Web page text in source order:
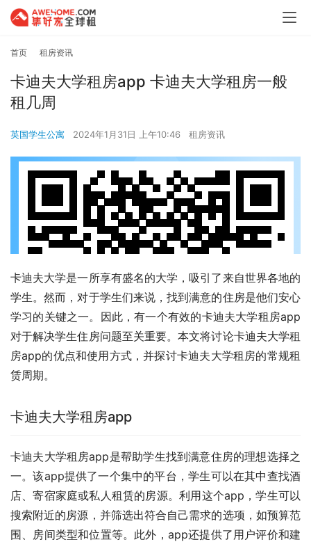
首页 租房资讯
卡迪夫大学租房app 卡迪夫大学租房一般
租几周
英国学生公寓 2024年1月31日 上午10:46 租房资讯
卡迪夫大学是一所享有盛名的大学，吸引了来自世界各地的
学生。然而，对于学生们来说，找到满意的住房是他们安心
学习的关键之一。因此，有一个有效的卡迪夫大学租房app
对于解决学生住房问题至关重要。本文将讨论卡迪夫大学租
房app的优点和使用方式，并探讨卡迪夫大学租房的常规租
赁周期。
卡迪夫大学租房app
卡迪夫大学租房app是帮助学生找到满意住房的理想选择之
一。该app提供了一个集中的平台，学生可以在其中查找酒
店、寄宿家庭或私人租赁的房源。利用这个app，学生可以
搜索附近的房源，并筛选出符合自己需求的选项，如预算范
围、房间类型和位置等。此外，app还提供了用户评价和建